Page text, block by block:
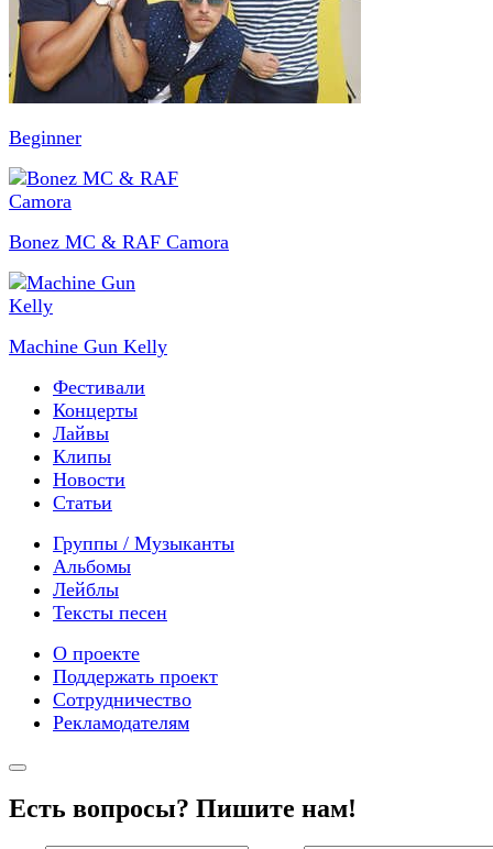
Beginner
Bonez MC & RAF Camora
Machine Gun Kelly
Фестивали
Концерты
Лайвы
Клипы
Новости
Статьи
Группы / Музыканты
Альбомы
Лейблы
Тексты песен
О проекте
Поддержать проект
Сотрудничество
Рекламодателям
Есть вопросы? Пишите нам!